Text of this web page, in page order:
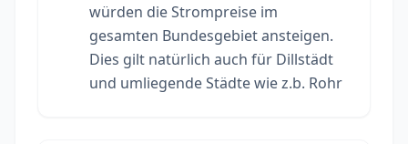
würden die Strompreise im
gesamten Bundesgebiet ansteigen.
Dies gilt natürlich auch für Dillstädt
und umliegende Städte wie z.b. Rohr